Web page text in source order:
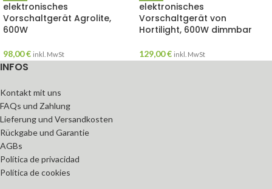
elektronisches
Vorschaltgerät Agrolite,
600W
98,00€ inkl. MwSt
elektronisches
Vorschaltgerät von
Hortilight, 600W dimmbar
129,00€ inkl. MwSt
INFOS
Kontakt mit uns
FAQs und Zahlung
Lieferung und Versandkosten
Rückgabe und Garantie
AGBs
Política de privacidad
Política de cookies